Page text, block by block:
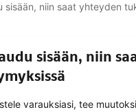
sisään, niin saat yhteyden
sisään, niin
varauksiasi, tee